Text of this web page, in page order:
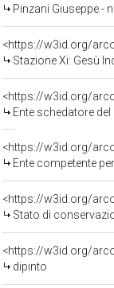
Pinzani Giuseppe -
<https://w3id.org/
Stazione Xi: Gesù
<https://w3id.org/
Ente schedatore del bene
<https://w3id.org/
Ente competente per tutela del
<https://w3id.org/
Stato di
<https://w3id.org/
dipinto